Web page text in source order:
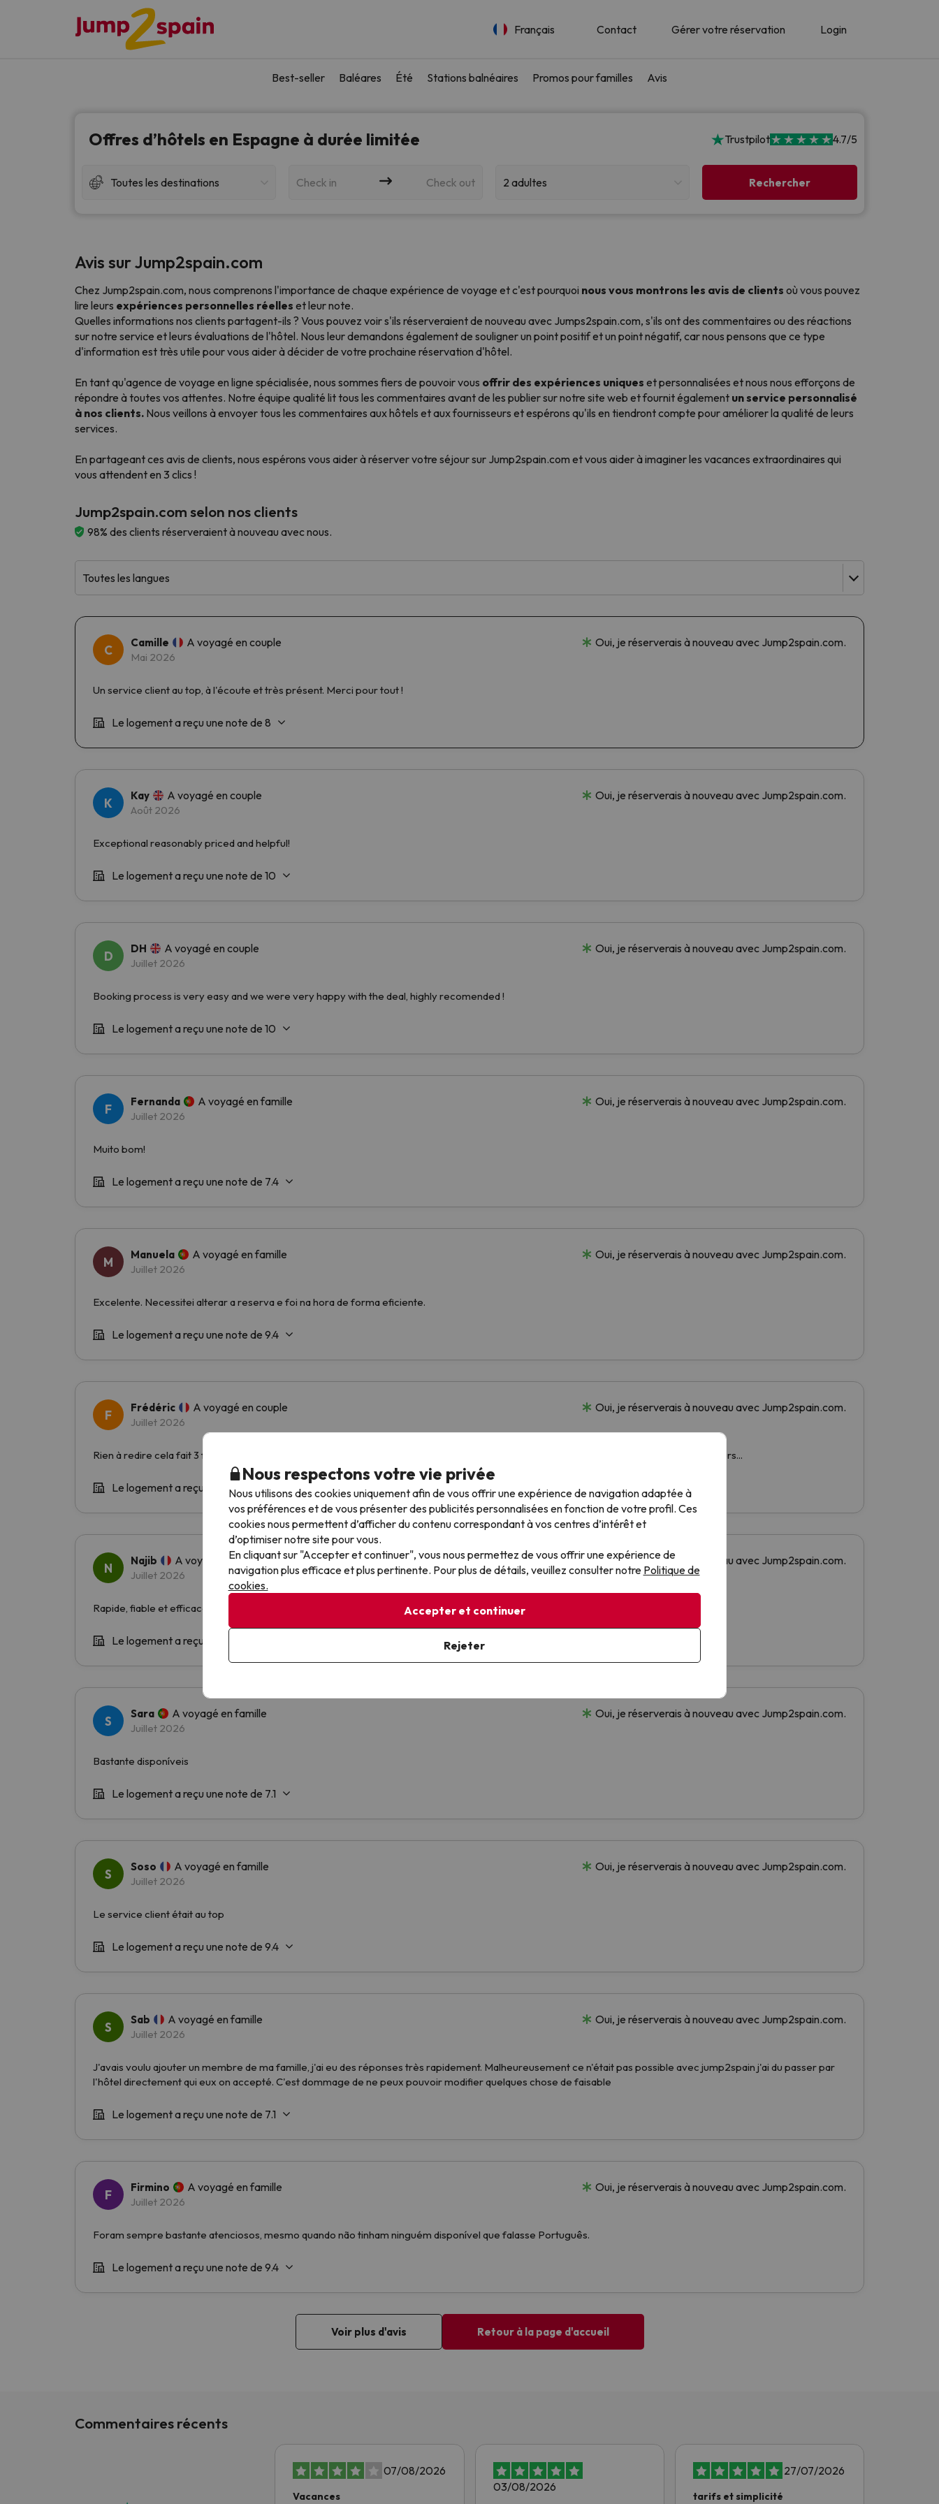
Français Contact Gérer votre réservation Login
Best-seller Baléares Été Stations balnéaires Promos pour familles Avis
Offres d’hôtels en Espagne à durée limitée Trustpilot 4.7/5
Toutes les destinations Check in Check out 2 adultes
Avis sur Jump2spain.com
Chez Jump2spain.com, nous comprenons l'importance de chaque expérience de voyage et c'est pourquoi nous vous montrons les avis de clients où vous pouvez
lire leurs expériences personnelles réelles et leur note.
Quelles informations nos clients partagent-ils ? Vous pouvez voir s'ils réserveraient de nouveau avec Jumps2spain.com, s'ils ont des commentaires ou des réactions
sur notre service et leurs évaluations de l'hôtel. Nous leur demandons également de souligner un point positif et un point négatif, car nous pensons que ce type
d'information est très utile pour vous aider à décider de votre prochaine réservation d'hôtel.
En tant qu'agence de voyage en ligne spécialisée, nous sommes fiers de pouvoir vous offrir des expériences uniques et personnalisées et nous nous efforçons de
répondre à toutes vos attentes. Notre équipe qualité lit tous les commentaires avant de les publier sur notre site web et fournit également un service personnalisé
à nos clients. Nous veillons à envoyer tous les commentaires aux hôtels et aux fournisseurs et espérons qu'ils en tiendront compte pour améliorer la qualité de leurs
services.
En partageant ces avis de clients, nous espérons vous aider à réserver votre séjour sur Jump2spain.com et vous aider à imaginer les vacances extraordinaires qui
vous attendent en 3 clics !
Jump2spain.com selon nos clients
98% des clients réserveraient à nouveau avec nous.
Commentaires récents
07/08/2026
Vacances
03/08/2026
27/07/2026
tarifs et simplicité
Nous respectons votre vie privée
Nous utilisons des cookies uniquement afin de vous offrir une expérience de navigation adaptée à
vos préférences et de vous présenter des publicités personnalisées en fonction de votre profil. Ces
cookies nous permettent d’afficher du contenu correspondant à vos centres d’intérêt et
d’optimiser notre site pour vous.
En cliquant sur "Accepter et continuer", vous nous permettez de vous offrir une expérience de
navigation plus efficace et plus pertinente. Pour plus de détails, veuillez consulter notre Politique de
cookies.
Accepter et continuer
Rejeter